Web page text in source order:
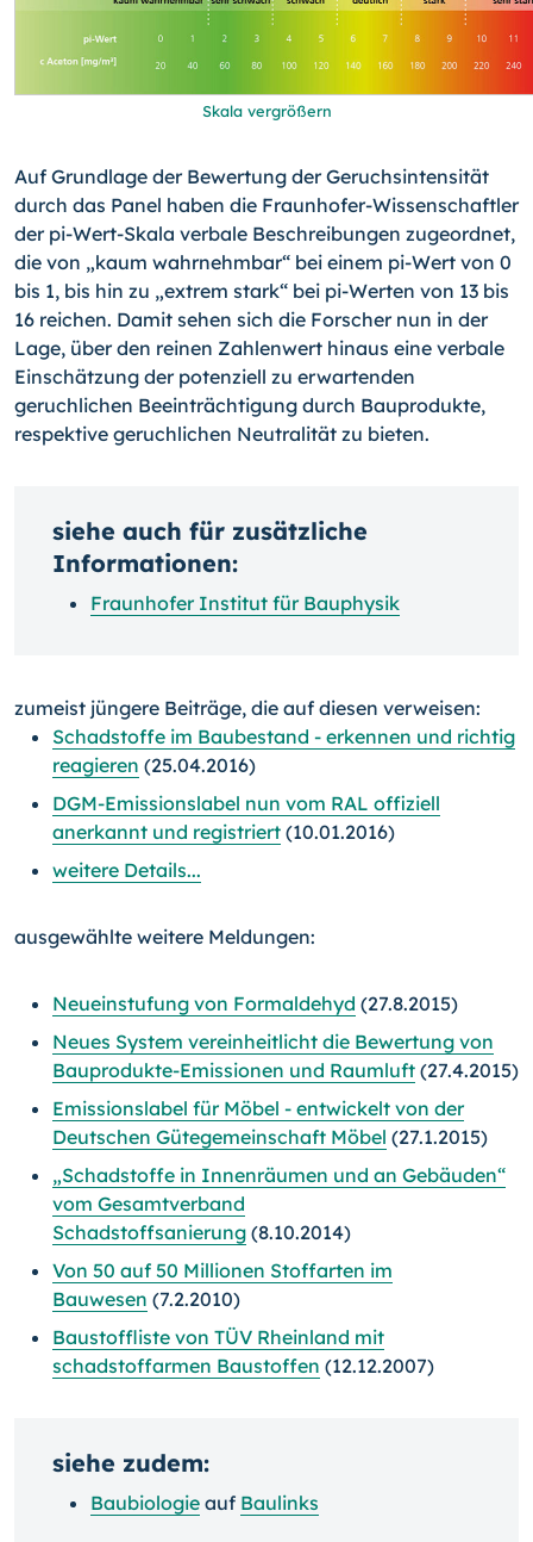
Skala vergrößern
Auf Grundlage der Bewertung der Geruchsintensität
durch das Panel haben die Fraun­hofer-Wissenschaftler
der pi-Wert-Skala verbale Beschreibungen zugeordnet,
die von „kaum wahrnehmbar“ bei einem pi-Wert von 0
bis 1, bis hin zu „extrem stark“ bei pi-Werten von 13 bis
16 reichen. Damit sehen sich die Forscher nun in der
Lage, über den reinen Zahlenwert hinaus eine verbale
Einschätzung der potenziell zu erwartenden
geruchlichen Beeinträchtigung durch Bauprodukte,
respektive geruchlichen Neutralität zu bieten.
siehe auch für zusätzliche
Informationen:
Fraunhofer Institut für Bauphysik
zumeist jüngere Beiträge, die auf diesen verweisen:
Schadstoffe im Baubestand - erkennen und richtig
reagieren (25.04.2016)
DGM-Emissionslabel nun vom RAL offiziell
anerkannt und registriert (10.01.2016)
weitere Details...
ausgewählte weitere Meldungen:
Neueinstufung von Formaldehyd (27.8.2015)
Neues System vereinheitlicht die Bewertung von
Bauprodukte-Emissionen und Raumluft (27.4.2015)
Emissionslabel für Möbel - entwickelt von der
Deutschen Gütegemeinschaft Möbel (27.1.2015)
„Schadstoffe in Innenräumen und an Gebäuden“
vom Gesamtverband
Schadstoffsanierung (8.10.2014)
Von 50 auf 50 Millionen Stoffarten im
Bauwesen (7.2.2010)
Baustoffliste von TÜV Rheinland mit
schadstoffarmen Baustoffen (12.12.2007)
siehe zudem:
Baubiologie auf Baulinks